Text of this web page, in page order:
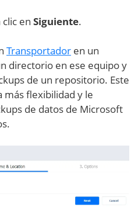
en Siguiente.
Transportador en un
directorio en ese equipo y
de un repositorio. Este
flexibilidad y le
de datos de Microsoft